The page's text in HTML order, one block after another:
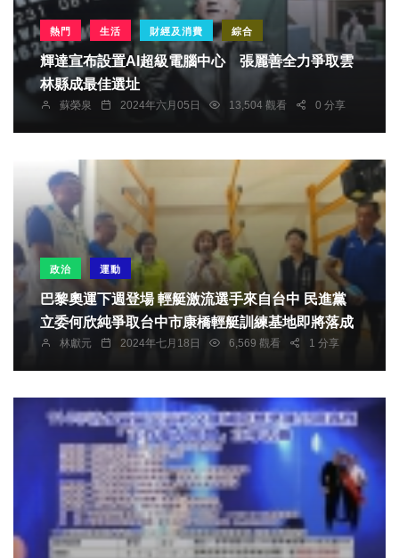
熱門 生活 財經及消費 綜合
輝達宣布設置AI超級電腦中心 張麗善全力爭取雲
林縣成最佳選址
蘇榮泉 2024年六月05日 13,504 觀看 0 分享
政治 運動
巴黎奧運下週登場 輕艇激流選手來自台中 民進黨
立委何欣純爭取台中市康橋輕艇訓練基地即將落成
林獻元 2024年七月18日 6,569 觀看 1 分享